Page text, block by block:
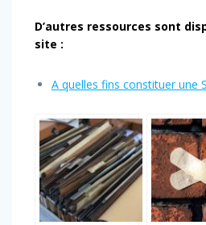
D’autres ressources sont
site :
A quelles fins constituer une